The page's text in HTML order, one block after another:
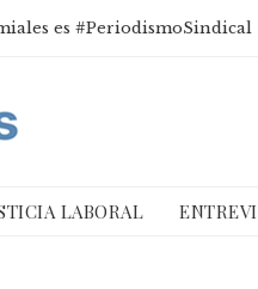
es #PeriodismoSindical
LABORAL